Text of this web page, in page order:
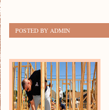
POSTED BY ADMIN